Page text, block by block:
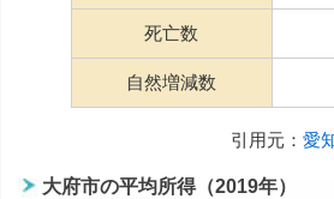
死亡数
自然増減数
引用元： 愛
大府市の平均所得（2019年）